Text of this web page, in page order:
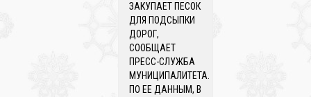
ЗАКУПАЕТ ПЕСОК
ДЛЯ ПОДСЫПКИ
ДОРОГ,
СООБЩАЕТ
ПРЕСС-СЛУЖБА
МУНИЦИПАЛИТЕТА.
ПО ЕЕ ДАННЫМ, В